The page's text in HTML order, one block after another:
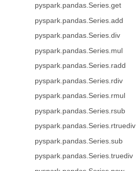
pyspark.pandas.Series.get
pyspark.pandas.Series.add
pyspark.pandas.Series.div
pyspark.pandas.Series.mul
pyspark.pandas.Series.radd
pyspark.pandas.Series.rdiv
pyspark.pandas.Series.rmul
pyspark.pandas.Series.rsub
pyspark.pandas.Series.rtruediv
pyspark.pandas.Series.sub
pyspark.pandas.Series.truediv